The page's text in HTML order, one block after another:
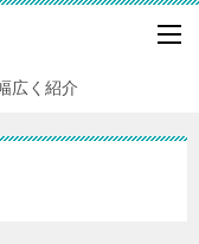
広く紹介